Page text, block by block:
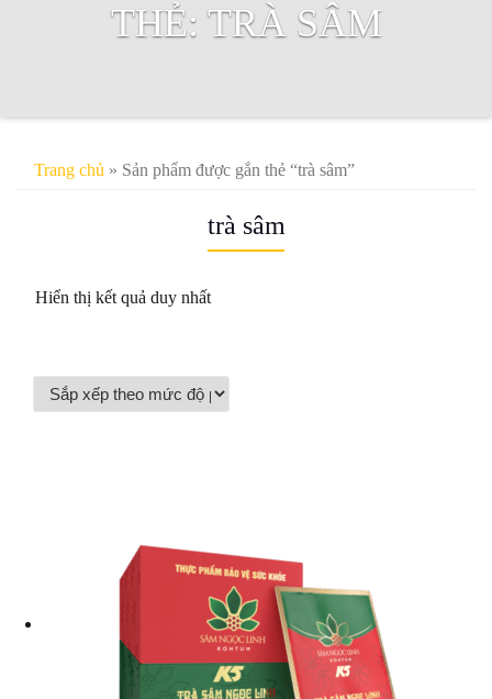
THẺ: TRÀ SÂM
Trang chủ » Sản phẩm được gắn thẻ “trà sâm”
trà sâm
Hiển thị kết quả duy nhất